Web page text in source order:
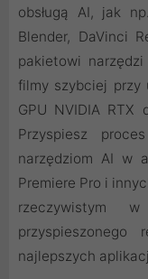
obsługą AI, jak
Blender, DaVinci
pakietowi
filmy szybciej przy
GPU NVIDIA RTX
Przyspiesz
narzędziom AI w
Premiere Pro i
rzeczywistym
najlepszych